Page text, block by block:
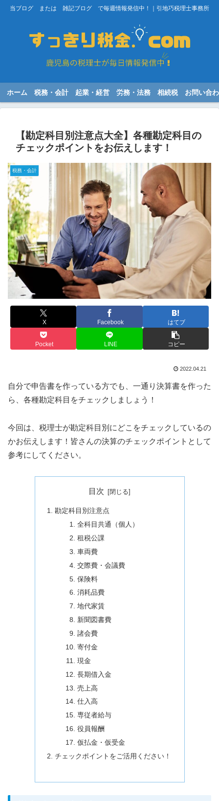
当ブログ または 雑記ブログ で毎週情報発信中！｜引地巧税理士事務所
ホーム 税務・会計 起業・経営 労務・法務 相続税 お問い合
【勘定科目別注意点大全】各種勘定科目の
チェックポイントをお伝えします！
税務・会計
X Facebook はてブ
Pocket LINE コピー
2022.04.21
自分で申告書を作っている方でも、一通り決算書を作った
ら、各種勘定科目をチェックしましょう！
今回は、税理士が勘定科目別にどこをチェックしているの
かお伝えします！皆さんの決算のチェックポイントとして
参考にしてください。
目次
勘定科目別注意点
全科目共通（個人）
租税公課
車両費
交際費・会議費
保険料
消耗品費
地代家賃
新聞図書費
諸会費
寄付金
現金
長期借入金
売上高
仕入高
専従者給与
役員報酬
仮払金・仮受金
チェックポイントをご活用ください！